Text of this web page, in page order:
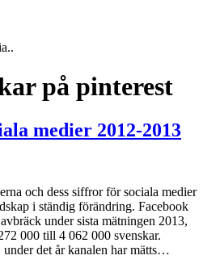
på pinterest
medier 2012-2013
och dess siffror för sociala medier
i ständig förändring. Facebook
under sista mätningen 2013,
000 till 4 062 000 svenskar.
det år kanalen har mätts…